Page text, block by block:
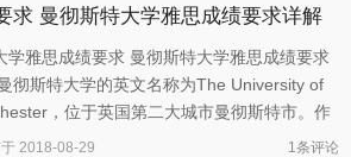
通便利，乘坐火车到达伦敦只需3个小时。纽
求 曼彻斯特大学雅思成绩要求详解
学雅思成绩要求 曼彻斯特大学雅思成绩要求
彻斯特大学的英文名称为The University of
，位于英国第二大城市曼彻斯特市。作
上第一座现代工业城市，它不仅交通便利，
2018-08-29 1条评论